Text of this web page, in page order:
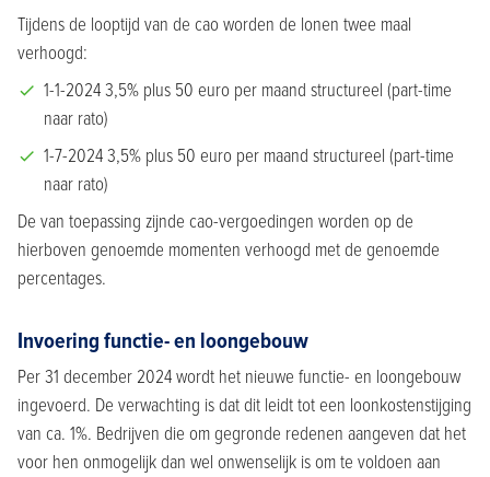
Tijdens de looptijd van de cao worden de lonen twee maal
verhoogd:
1-1-2024 3,5% plus 50 euro per maand structureel (part-time
naar rato)
1-7-2024 3,5% plus 50 euro per maand structureel (part-time
naar rato)
De van toepassing zijnde cao-vergoedingen worden op de
hierboven genoemde momenten verhoogd met de genoemde
percentages.
Invoering functie- en loongebouw
Per 31 december 2024 wordt het nieuwe functie- en loongebouw
ingevoerd. De verwachting is dat dit leidt tot een loonkostenstijging
van ca. 1%. Bedrijven die om gegronde redenen aangeven dat het
voor hen onmogelijk dan wel onwenselijk is om te voldoen aan